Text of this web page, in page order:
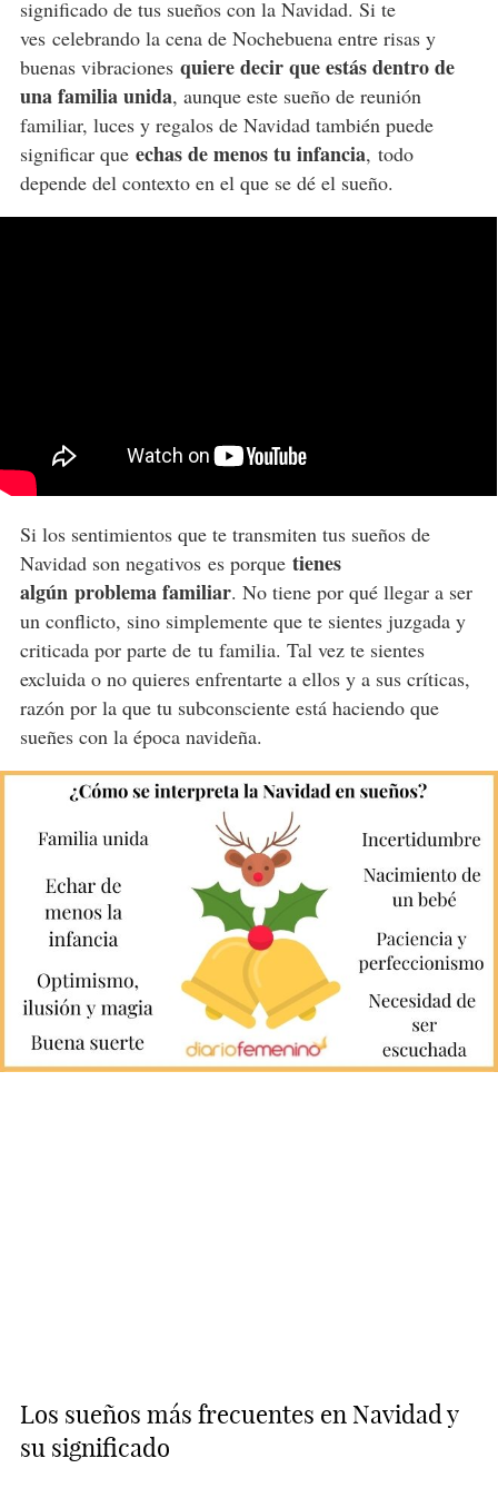
significado de tus sueños con la Navidad. Si te
ves celebrando la cena de Nochebuena entre risas y
buenas vibraciones quiere decir que estás dentro de
una familia unida, aunque este sueño de reunión
familiar, luces y regalos de Navidad también puede
significar que echas de menos tu infancia, todo
depende del contexto en el que se dé el sueño.
Si los sentimientos que te transmiten tus sueños de
Navidad son negativos es porque tienes
algún problema familiar. No tiene por qué llegar a ser
un conflicto, sino simplemente que te sientes juzgada y
criticada por parte de tu familia. Tal vez te sientes
excluida o no quieres enfrentarte a ellos y a sus críticas,
razón por la que tu subconsciente está haciendo que
sueñes con la época navideña.
Los sueños más frecuentes en Navidad y
su significado